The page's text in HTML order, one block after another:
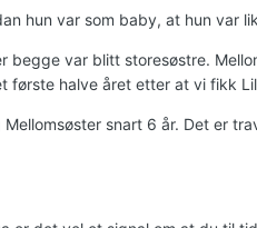
hun var som baby, at hun var
begge var blitt storesøstre.
halve året etter at vi fikk
snart 6 år. Det er